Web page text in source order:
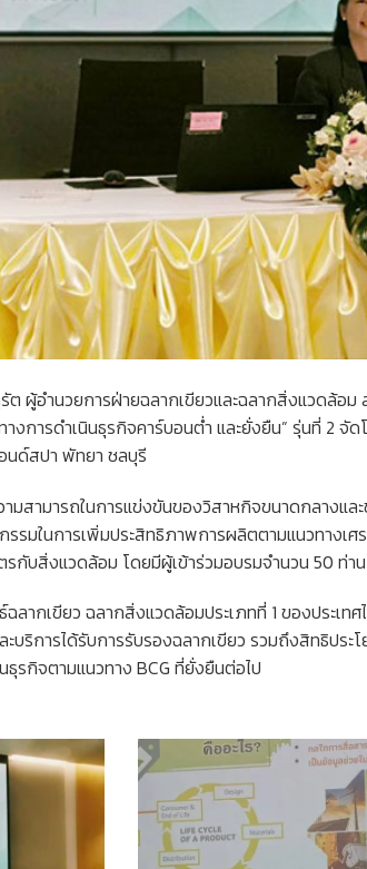
ผู้อำนวยการฝ่ายฉลากเขียวและฉลากสิ่งแวดล้อม
งการดำเนินธุรกิจคาร์บอนต่ำ และยั่งยืน” รุ่นที่ 2
นด์สปา พัทยา ชลบุรี
มสามารถในการแข่งขันของวิสาหกิจขนาดกลาง
รรมในการเพิ่มประสิทธิภาพการผลิตตามแนวทาง
กับสิ่งแวดล้อม โดยมีผู้เข้าร่วมอบรมจำนวน 50 ท่าน
ลากเขียว ฉลากสิ่งแวดล้อมประเภทที่ 1 ของประเท
บริการได้รับการรับรองฉลากเขียว รวมถึงสิทธิปร
รกิจตามแนวทาง BCG ที่ยั่งยืนต่อไป